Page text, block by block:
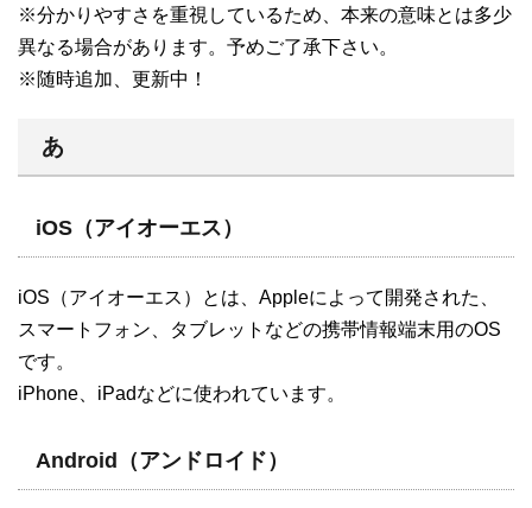
※分かりやすさを重視しているため、本来の意味とは多少
異なる場合があります。予めご了承下さい。
※随時追加、更新中！
あ
iOS（アイオーエス）
iOS（アイオーエス）とは、Appleによって開発された、
スマートフォン、タブレットなどの携帯情報端末用のOS
です。
iPhone、iPadなどに使われています。
Android（アンドロイド）